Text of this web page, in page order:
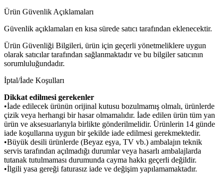
Ürün Güvenlik Açıklamaları
Güvenlik açıklamaları en kısa sürede satıcı tarafından eklenecektir.
Ürün Güvenliği Bilgileri, ürün için geçerli yönetmeliklere uygun
olarak satıcılar tarafından sağlanmaktadır ve bu bilgiler satıcının
sorumluluğundadır.
İptal/İade Koşulları
Dikkat edilmesi gerekenler
•İade edilecek ürünün orijinal kutusu bozulmamış olmalı, ürünlerde
çizik veya herhangi bir hasar olmamalıdır. İade edilen ürün tüm yan
ürün ve aksesuarlarıyla birlikte gönderilmelidir. Ürünlerin 14 günde
iade koşullarına uygun bir şekilde iade edilmesi gerekmektedir.
•Büyük desili ürünlerde (Beyaz eşya, TV vb.) ambalajın teknik
servis tarafından açılmadığı durumlar veya hasarlı ambalajlarda
tutanak tutulmaması durumunda cayma hakkı geçerli değildir.
•İlgili yasa gereği faturasız iade ve değişim yapılamamaktadır.